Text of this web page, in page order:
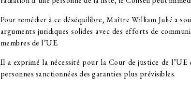
Pour remédier à ce déséquilibre, Maître William Julié a
arguments juridiques solides avec des efforts de
membres de l’UE.
Il a exprimé la nécessité pour la Cour de justice de
personnes sanctionnées des garanties plus prévisibles.